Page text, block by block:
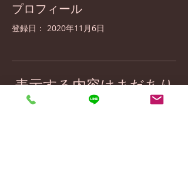
プロフィール
登録日： 2020年11月6日
表示する内容はまだあり
ません